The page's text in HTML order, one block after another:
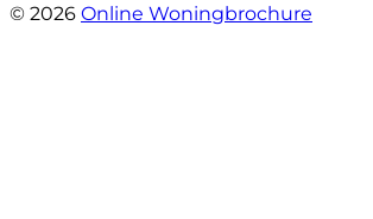
© 2026 Online Woningbrochure